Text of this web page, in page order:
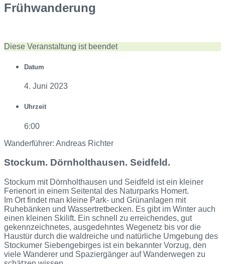
Frühwanderung
Diese Veranstaltung ist beendet
Datum
4. Juni 2023
Uhrzeit
6:00
Wanderführer: Andreas Richter
Stockum. Dörnholthausen. Seidfeld.
Stockum mit Dörnholthausen und Seidfeld ist ein kleiner
Ferienort in einem Seitental des Naturparks Homert.
Im Ort findet man kleine Park- und Grünanlagen mit
Ruhebänken und Wassertretbecken. Es gibt im Winter auch
einen kleinen Skilift. Ein schnell zu erreichendes, gut
gekennzeichnetes, ausgedehntes Wegenetz bis vor die
Haustür durch die waldreiche und natürliche Umgebung des
Stockumer Siebengebirges ist ein bekannter Vorzug, den
viele Wanderer und Spaziergänger auf Wanderwegen zu